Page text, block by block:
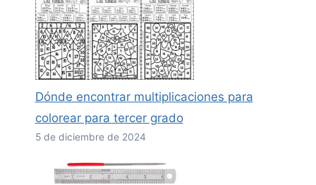
Dónde encontrar multiplicaciones para
colorear para tercer grado
5 de diciembre de 2024